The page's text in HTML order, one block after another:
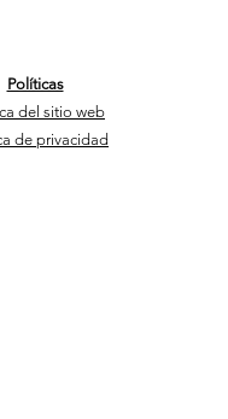
Políticas
del sitio web
de privacidad